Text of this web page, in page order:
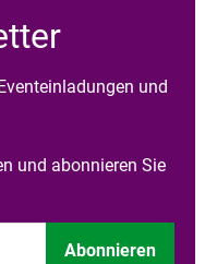
und
und abonnieren Sie
Abonnieren